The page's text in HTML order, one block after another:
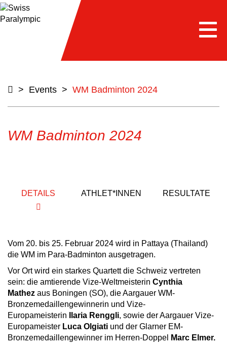
> Events > WM Badminton 2024
WM Badminton 2024
DETAILS ATHLET*INNEN RESULTATE
Vom 20. bis 25. Februar 2024 wird in Pattaya (Thailand)
die WM im Para-Badminton ausgetragen.
Vor Ort wird ein starkes Quartett die Schweiz vertreten
sein: die amtierende Vize-Weltmeisterin Cynthia
Mathez aus Boningen (SO), die Aargauer WM-
Bronzemedaillengewinnerin und Vize-
Europameisterin
Ilaria Renggli, sowie der Aargauer Vize-
Europameister Luca Olgiati und der Glarner EM-
Bronzemedaillengewinner im Herren-Doppel
Marc Elmer.